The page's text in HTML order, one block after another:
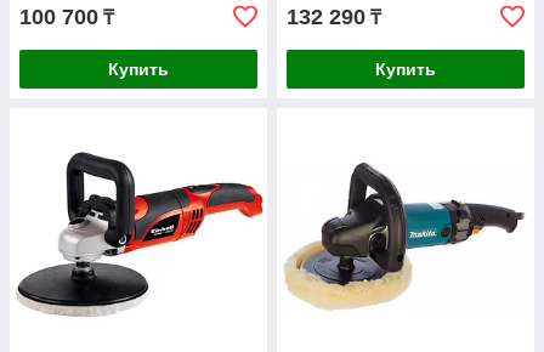
100 700 ₸
Купить
132 290 ₸
Купить